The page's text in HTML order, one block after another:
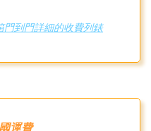
到門詳細的收費列錶
運費